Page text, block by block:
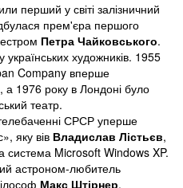
перший у світі залізничний
прем'єра першого
Петра Чайковського.
художників. 1955
Company вперше
а 1976 року в Лондоні було
театр.
СРСР уперше
яку вів Владислав Лістьєв,
система Microsoft Windows XP.
астроном-любитель
Макс Штірнер,